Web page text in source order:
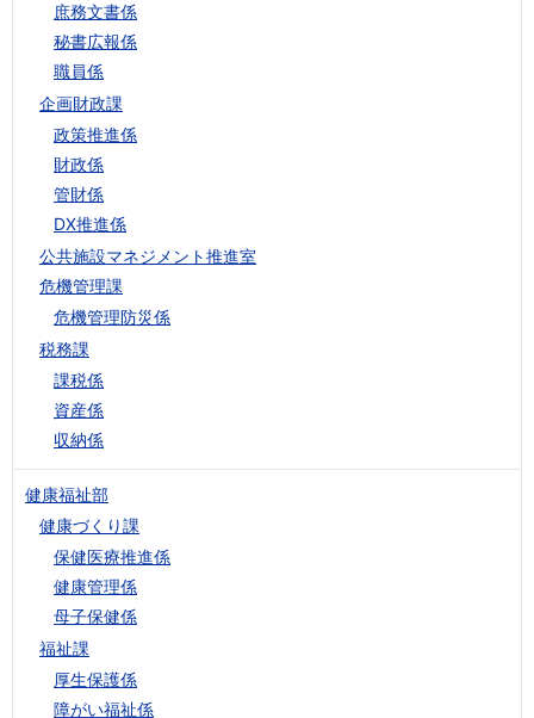
庶務文書係
秘書広報係
職員係
企画財政課
政策推進係
財政係
管財係
DX推進係
公共施設マネジメント推進室
危機管理課
危機管理防災係
税務課
課税係
資産係
収納係
健康福祉部
健康づくり課
保健医療推進係
健康管理係
母子保健係
福祉課
厚生保護係
障がい福祉係